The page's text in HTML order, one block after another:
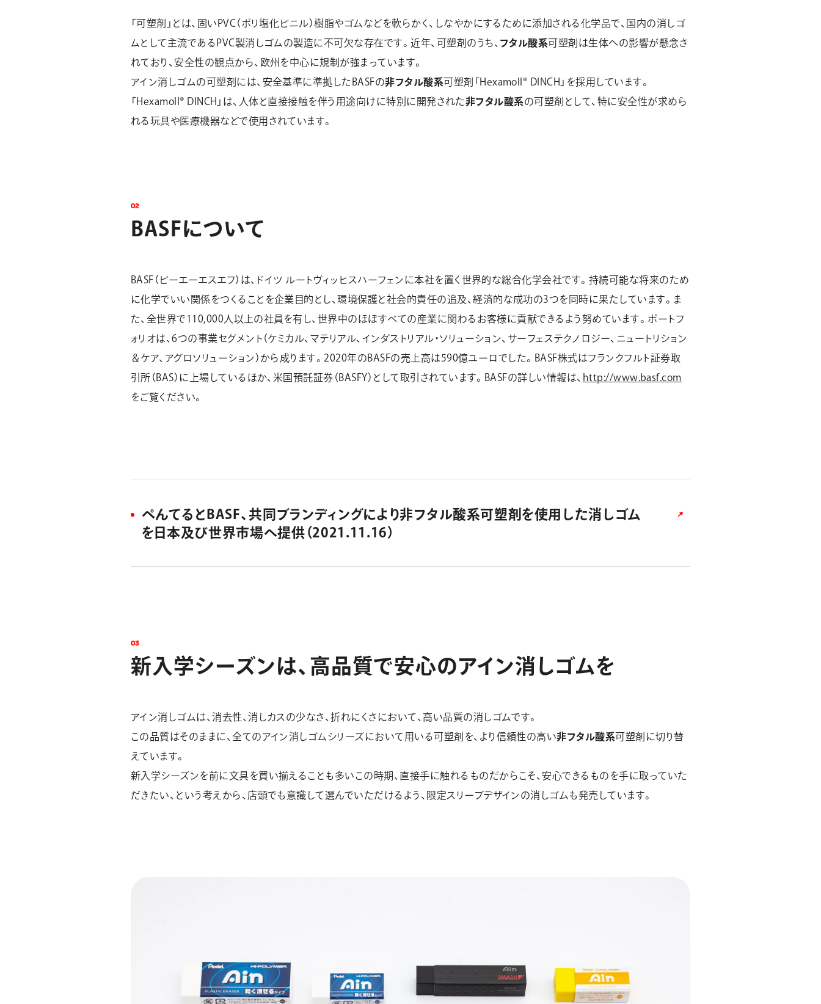
「可塑剤」とは、固いPVC（ポリ塩化ビニル）樹脂やゴムなどを軟らかく、しなやかにするために添加される化学品で、国内の消しゴ
ムとして主流であるPVC製消しゴムの製造に不可欠な存在です。近年、可塑剤のうち、 フタル酸系可塑剤は生体への影響が懸念さ
れており、安全性の観点から、欧州を中心に規制が強まっています。
アイン消しゴムの可塑剤には、安全基準に準拠したBASFの非フタル酸系可塑剤「Hexamoll® DINCH」を採用しています。
「Hexamoll® DINCH」は、人体と直接接触を伴う用途向けに特別に開発された非フタル酸系の可塑剤として、特に安全性が求めら
れる玩具や医療機器などで使用されています。
02
BAS Fについて
BASF（ビーエーエスエフ）は、ドイツ ルートヴィッヒスハーフェンに本社を置く世界的な総合化学会社です。持続可能な将来のため
に化学でいい関係をつくることを企業目的とし、環境保護と社会的責任の追及、経済的な成功の3つを同時に果たしています。ま
た、全世界で110,000人以上の社員を有し、世界中のほぼすべての産業に関わるお客様に貢献できるよう努めています。ポートフ
ォリオは、6つの事業セグメント（ケミカル、マテリアル、インダストリアル・ソリューション、サーフェステクノロジー、ニュートリション
＆ケア、アグロソリューション）から成ります。2020年のBASFの売上高は590億ユーロでした。BASF株式はフランクフルト証券取
引所（BAS）に上場しているほか、米国預託証券（BASFY）として取引されています。BASFの詳しい情報は、 http://www.basf.com
をご覧ください。
ぺんてるとBASF、共同ブランディングにより非フタル酸系可塑剤を使用した消しゴム
を日本及び世界市場へ提供（2021.11.16）
03
新 入 学シー ズンは、 高品質で安心のアイ ン消 しゴムを
アイン消しゴムは、消去性、消しカスの少なさ、折れにくさにおいて、高い品質の消しゴムです。
この品質はそのままに、全てのアイン消しゴムシリーズにおいて用いる可塑剤を、より信頼性の高い非フタル酸系可塑剤に切り替
えています。
新入学シーズンを前に文具を買い揃えることも多いこの時期、直接手に触れるものだからこそ、安心できるものを手に取っていた
だきたい、という考えから、店頭でも意識して選んでいただけるよう、限定スリーブデザインの消しゴムも発売しています。